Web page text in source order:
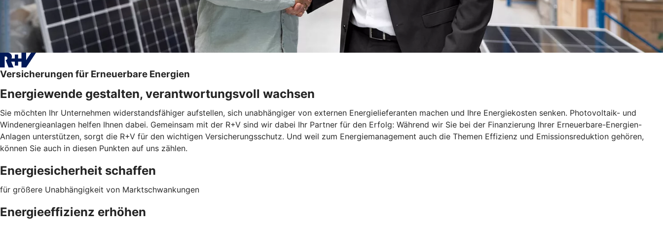
Versicherungen für Erneuerbare Energien
Energiewende gestalten, verantwortungsvoll wachsen
Sie möchten Ihr Unternehmen widerstandsfähiger aufstellen, sich unabhängiger von externen Energielieferanten machen und Ihre Energiekosten senken. Photovoltaik- und
Windenergieanlagen helfen Ihnen dabei. Gemeinsam mit der R+V sind wir dabei Ihr Partner für den Erfolg: Während wir Sie bei der Finanzierung Ihrer Erneuerbare-Energien-
Anlagen unterstützen, sorgt die R+V für den wichtigen Versicherungsschutz. Und weil zum Energiemanagement auch die Themen Effizienz und Emissionsreduktion gehören,
können Sie auch in diesen Punkten auf uns zählen.
Energiesicherheit schaffen
für größere Unabhängigkeit von Marktschwankungen
Energieeffizienz erhöhen